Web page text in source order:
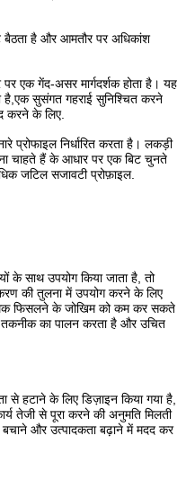
है और आमतौर पर अधिकांश
एक गेंद-असर मार्गदर्शक होता है। यह
है,एक सुसंगत गहराई सुनिश्चित करने
करने के लिए.
प्रोफाइल निर्धारित करता है। लकड़ी
चाहते हैं के आधार पर एक बिट चुनते
जटिल सजावटी प्रोफ़ाइल.
के साथ उपयोग किया जाता है, तो
की तुलना में उपयोग करने के लिए
फिसलने के जोखिम को कम कर सकते
का पालन करता है और उचित
हटाने के लिए डिज़ाइन किया गया है,
तेजी से पूरा करने की अनुमति मिलती
और उत्पादकता बढ़ाने में मदद कर